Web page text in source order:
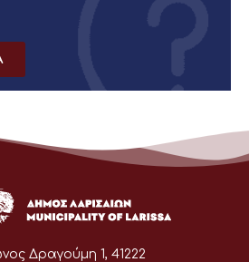
Δραγούμη 1, 41222